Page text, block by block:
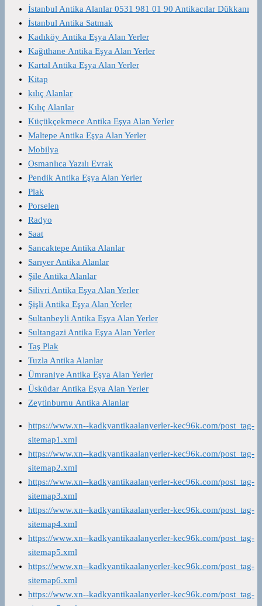
İstanbul Antika Alanlar 0531 981 01 90 Antikacılar Dükkanı
İstanbul Antika Satmak
Kadıköy Antika Eşya Alan Yerler
Kağıthane Antika Eşya Alan Yerler
Kartal Antika Eşya Alan Yerler
Kitap
kılıç Alanlar
Kılıç Alanlar
Küçükçekmece Antika Eşya Alan Yerler
Maltepe Antika Eşya Alan Yerler
Mobilya
Osmanlıca Yazılı Evrak
Pendik Antika Eşya Alan Yerler
Plak
Porselen
Radyo
Saat
Sancaktepe Antika Alanlar
Sarıyer Antika Alanlar
Şile Antika Alanlar
Silivri Antika Eşya Alan Yerler
Şişli Antika Eşya Alan Yerler
Sultanbeyli Antika Eşya Alan Yerler
Sultangazi Antika Eşya Alan Yerler
Taş Plak
Tuzla Antika Alanlar
Ümraniye Antika Eşya Alan Yerler
Üsküdar Antika Eşya Alan Yerler
Zeytinburnu Antika Alanlar
https://www.xn--kadkyantikaalanyerler-kec96k.com/post_tag-
sitemap1.xml
https://www.xn--kadkyantikaalanyerler-kec96k.com/post_tag-
sitemap2.xml
https://www.xn--kadkyantikaalanyerler-kec96k.com/post_tag-
sitemap3.xml
https://www.xn--kadkyantikaalanyerler-kec96k.com/post_tag-
sitemap4.xml
https://www.xn--kadkyantikaalanyerler-kec96k.com/post_tag-
sitemap5.xml
https://www.xn--kadkyantikaalanyerler-kec96k.com/post_tag-
sitemap6.xml
https://www.xn--kadkyantikaalanyerler-kec96k.com/post_tag-